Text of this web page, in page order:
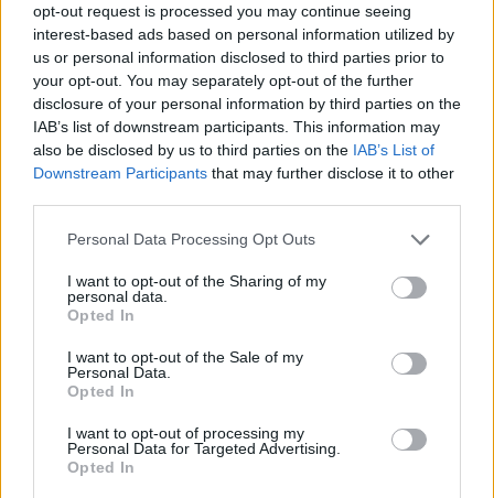
opt-out request is processed you may continue seeing
interest-based ads based on personal information utilized by
us or personal information disclosed to third parties prior to
your opt-out. You may separately opt-out of the further
disclosure of your personal information by third parties on the
IAB’s list of downstream participants. This information may
also be disclosed by us to third parties on the IAB’s List of
Downstream Participants that may further disclose it to other
Please note that this website/app uses one or more Google
not limited to your visit or usage behaviour. You may click to
grant or deny consent to Google and its third-party tags to
use your data for below specified purposes in below Google
consent section.
Personal Data Processing Opt Outs
I want to opt-out of the Sharing of my
personal data.
Opted In
I want to opt-out of the Sale of my
Personal Data.
Opted In
I want to opt-out of processing my
Personal Data for Targeted Advertising.
Opted In
Név
E-mail cím
Feliratkozom a hírlevélre és elfogadom az
szabályzatot!
LEGFRISSEBB
Kevesebb fényt!
Kaposvár is szerepet vállal az energiatakarékossági
összefogásban.